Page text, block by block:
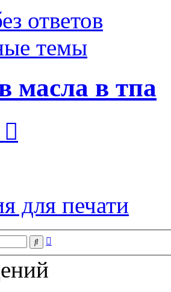
ответов
темы
масла в тпа
для печати
Поиск